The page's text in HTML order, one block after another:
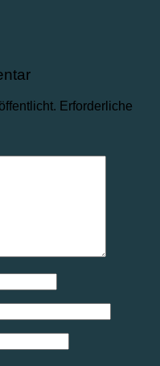
Erforderliche